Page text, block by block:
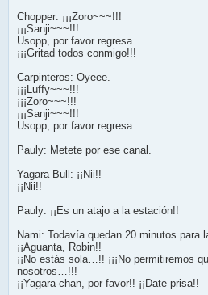
Chopper: ¡¡¡Zoro~~~!!!
¡¡¡Sanji~~~!!!
Usopp, por favor regresa.
¡¡¡Gritad todos conmigo!!!
Carpinteros: Oyeee.
¡¡¡Luffy~~~!!!
¡¡¡Zoro~~~!!!
¡¡¡Sanji~~~!!!
Usopp, por favor regresa.
Pauly: Metete por ese canal.
Yagara Bull: ¡¡Nii!!
¡¡Nii!!
Pauly: ¡¡Es un atajo a la estación!!
Nami: Todavía quedan 20 minutos para
¡¡Aguanta, Robin!!
¡¡No estás sola…!! ¡¡¡No permitiremos
nosotros…!!!
¡¡Yagara-chan, por favor!! ¡¡Date prisa!!